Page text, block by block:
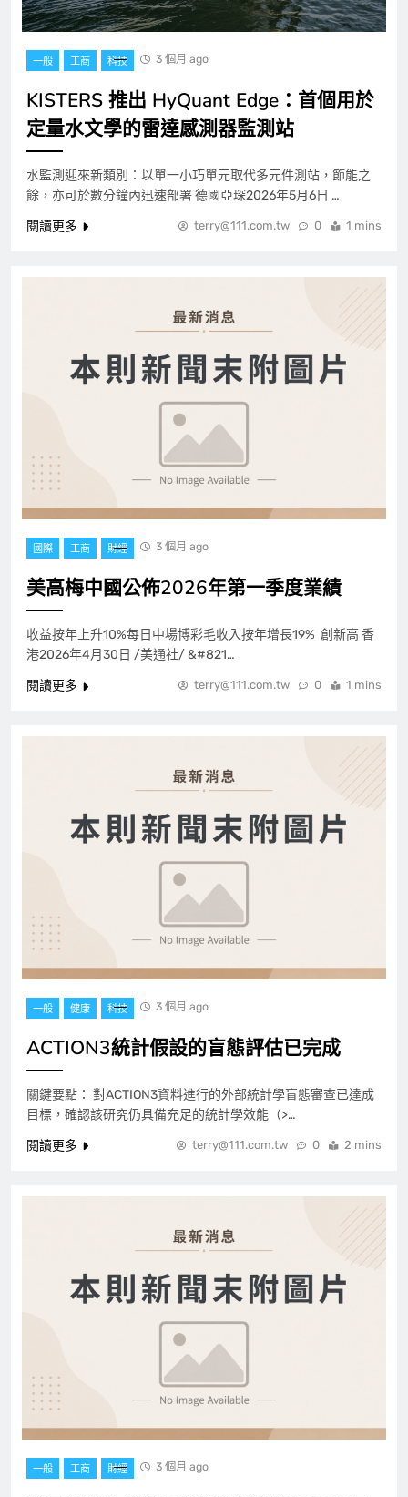
一般 工商 科技 3 個月 ago
KISTERS 推出 HyQuant Edge：首個用於
定量水文學的雷達感測器監測站
水監測迎來新類別：以單一小巧單元取代多元件測站，節能之
餘，亦可於數分鐘內迅速部署 德國亞琛2026年5月6日 …
閱讀更多
terry@111.com.tw 0 1 mins
國際 工商 財經 3 個月 ago
美高梅中國公佈2026年第一季度業績
收益按年上升10%每日中場博彩毛收入按年增長19% 創新高 香
港2026年4月30日 /美通社/ &#821…
閱讀更多
terry@111.com.tw 0 1 mins
一般 健康 科技 3 個月 ago
ACTION3統計假設的盲態評估已完成
關鍵要點： 對ACTION3資料進行的外部統計學盲態審查已達成
目標，確認該研究仍具備充足的統計學效能（>…
閱讀更多
terry@111.com.tw 0 2 mins
一般 工商 財經 3 個月 ago